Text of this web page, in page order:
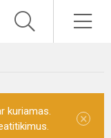
kuriamas.
×